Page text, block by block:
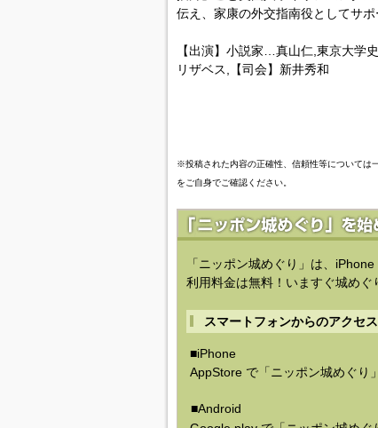
伝え、家康の外交指南役としてサ
【出演】小説家…真山仁,東京大学
リザベス,【司会】新井秀和
※投稿された内容の正確性、信頼性等については
をご自身でご確認ください。
「ニッポン城めぐり」は、
利用料金は無料！いますぐ城めぐ
スマートフォンからのアクセ
■iPhone
AppStore で「ニッポン城めぐり
■Android